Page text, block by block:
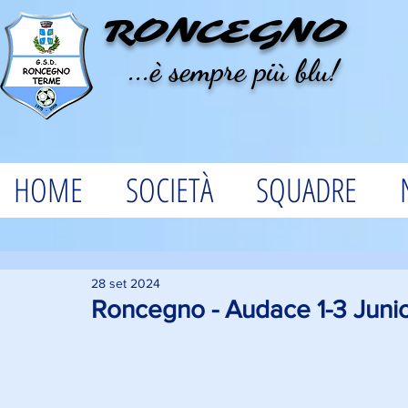
RONCEGNO
...è sempre più blu!
HOME SOCIETÀ SQUADRE
Roncegno - Audace 1-3
28 set 2024